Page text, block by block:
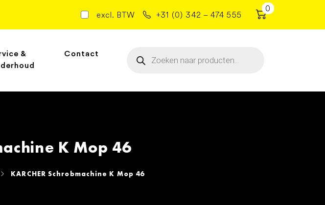
excl. BTW +31 (0) 342 – 474 555
0
&
Contact
zoeken
K Mop 46
KARCHER Schrobmachine K Mop 46